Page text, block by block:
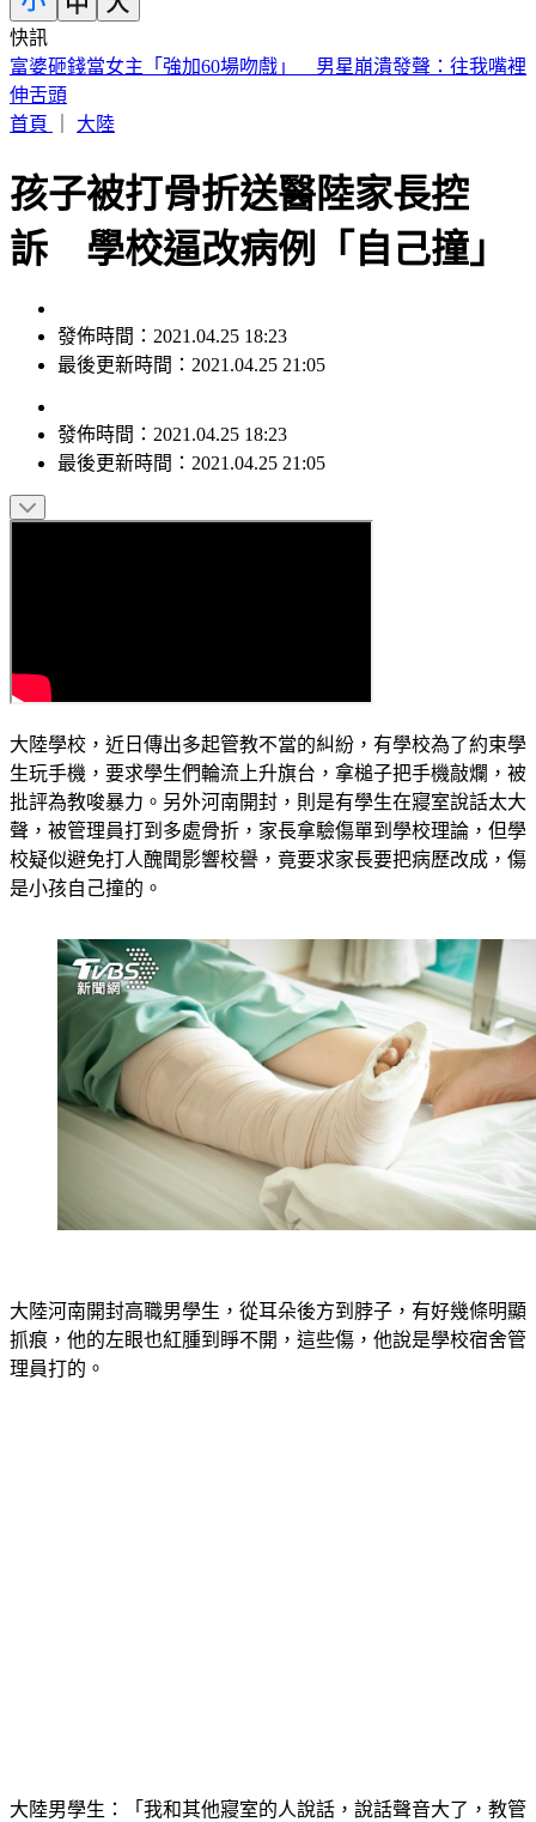
快訊
喉嚨痛如刀割！一票人狂咳3週「新冠、流感全陰」 醫曝：
這次病毒很毒
首頁
大陸
孩子被打骨折送醫陸家長控
訴 學校逼改病例「自己撞」
發佈時間：2021.04.25 18:23
最後更新時間：2021.04.25 21:05
發佈時間： 2021.04.25 18:23
最後更新時間： 2021.04.25 21:05
大陸學校，近日傳出多起管教不當的糾紛，有學校為了約束學
生玩手機，要求學生們輪流上升旗台，拿槌子把手機敲爛，被
批評為教唆暴力。另外河南開封，則是有學生在寢室說話太大
聲，被管理員打到多處骨折，家長拿驗傷單到學校理論，但學
校疑似避免打人醜聞影響校譽，竟要求家長要把病歷改成，傷
是小孩自己撞的。
大陸河南開封高職男學生，從耳朵後方到脖子，有好幾條明顯
抓痕，他的左眼也紅腫到睜不開，這些傷，他說是學校宿舍管
理員打的。
大陸男學生：「我和其他寢室的人說話，說話聲音大了，教管